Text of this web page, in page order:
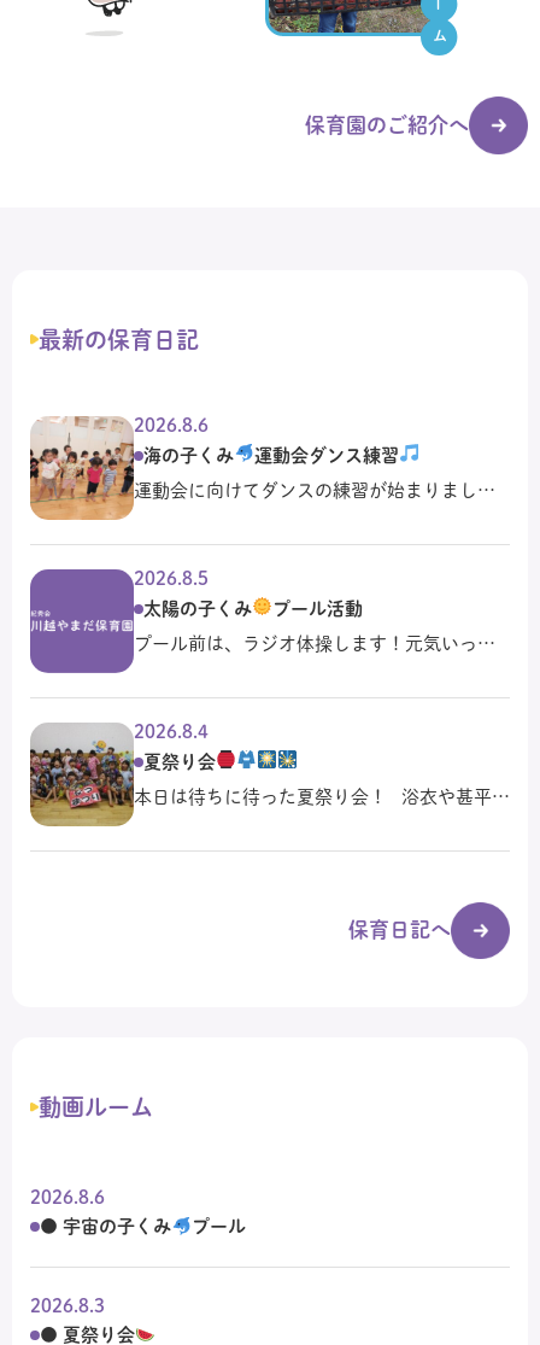
保育園のご紹介へ
最新の保育日記
2026.8.6
海の子くみ
運動会ダンス練習
運動会に向けてダンスの練習が始まりまし
2026.8.5
太陽の子くみ
プール活動
プール前は、ラジオ体操します！元気いっぱ
2026.8.4
夏祭り会
本日は待ちに待った夏祭り会！ 浴衣や甚平を
保育日記へ
動画ルーム
2026.8.6
● 宇宙の子くみ
プール
2026.8.3
● 夏祭り会